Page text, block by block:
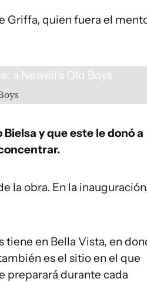
Griffa, quien fuera el
Bielsa y que este le donó a
la obra. En la
en Bella Vista, en
es el sitio en el que
preparará durante cada